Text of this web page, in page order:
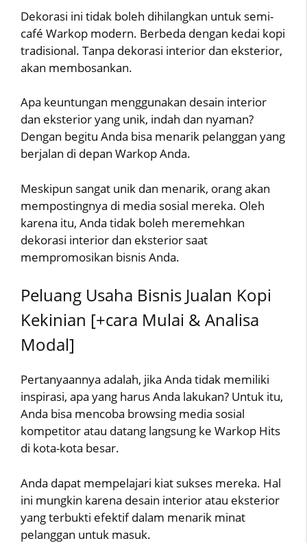
Dekorasi ini tidak boleh dihilangkan untuk semi-
café Warkop modern. Berbeda dengan kedai kopi
tradisional. Tanpa dekorasi interior dan eksterior,
akan membosankan.
Apa keuntungan menggunakan desain interior
dan eksterior yang unik, indah dan nyaman?
Dengan begitu Anda bisa menarik pelanggan yang
berjalan di depan Warkop Anda.
Meskipun sangat unik dan menarik, orang akan
mempostingnya di media sosial mereka. Oleh
karena itu, Anda tidak boleh meremehkan
dekorasi interior dan eksterior saat
mempromosikan bisnis Anda.
Peluang Usaha Bisnis Jualan Kopi
Kekinian [+cara Mulai & Analisa
Modal]
Pertanyaannya adalah, jika Anda tidak memiliki
inspirasi, apa yang harus Anda lakukan? Untuk itu,
Anda bisa mencoba browsing media sosial
kompetitor atau datang langsung ke Warkop Hits
di kota-kota besar.
Anda dapat mempelajari kiat sukses mereka. Hal
ini mungkin karena desain interior atau eksterior
yang terbukti efektif dalam menarik minat
pelanggan untuk masuk.